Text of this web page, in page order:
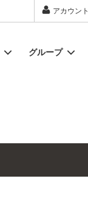
アカウント
グループ